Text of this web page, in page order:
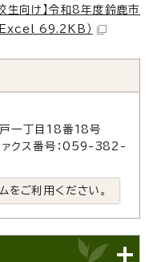
校生向け】令和8年度鈴鹿市
Excel 69.2KB）
一丁目18番18号
クス番号：059-382-
をご利用ください。